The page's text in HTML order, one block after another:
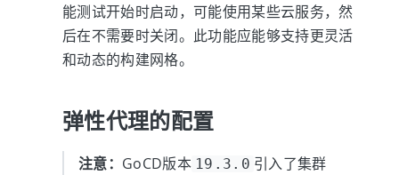
能测试开始时启动，可能使用某些云服务，然
后在不需要时关闭。此功能应能够支持更灵活
和动态的构建网格。
弹性代理的配置
注意： GoCD版本 19.3.0 引入了集群